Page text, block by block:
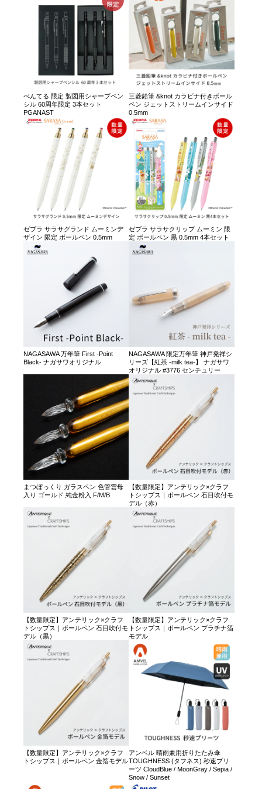
ぺんてる 限定 製図用シャープペン
シル 60周年限定 3本セット
PGANAST
三菱鉛筆 &knot カラビナ付きボール
ペン ジェットストリームインサイド
0.5mm
ゼブラ サラサグランド ムーミンデ
ザイン 限定 ボールペン 0.5mm
ゼブラ サラサクリップ ムーミン 限
定 ボールペン 黒 0.5mm 4本セット
NAGASAWA 万年筆 First -Point
Black- ナガサワオリジナル
NAGASAWA 限定万年筆 神戸発祥シ
リーズ【紅茶 -milk tea-】 ナガサワ
オリジナル #3776 センチュリー
まつぼっくり ガラスペン 色管雲母
入り ゴールド 純金粉入 F/M/B
【数量限定】アンテリック×クラフ
トシップス｜ボールペン 石目吹付モ
デル（赤）
【数量限定】アンテリック×クラフ
トシップス｜ボールペン 石目吹付モ
デル（黒）
【数量限定】アンテリック×クラフ
トシップス｜ボールペン プラチナ箔
モデル
【数量限定】アンテリック×クラフ
トシップス｜ボールペン 金箔モデル
アンベル 晴雨兼用折りたたみ傘
TOUGHNESS (タフネス) 秒速プリ
ーツ CloudBlue / MoonGray / Sepia /
Snow / Sunset